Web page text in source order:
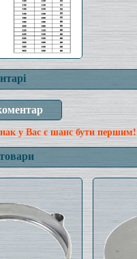
у Вас є шанс бути першим!